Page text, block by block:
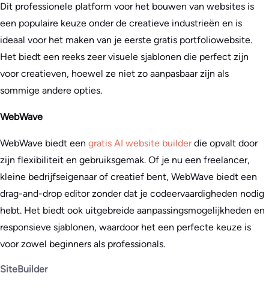
Dit professionele platform voor het bouwen van websites is
een populaire keuze onder de creatieve industrieën en is
ideaal voor het maken van je eerste gratis portfoliowebsite.
Het biedt een reeks zeer visuele sjablonen die perfect zijn
voor creatieven, hoewel ze niet zo aanpasbaar zijn als
sommige andere opties.
WebWave
WebWave biedt een gratis AI website builderdie opvalt door
zijn flexibiliteit en gebruiksgemak. Of je nu een freelancer,
kleine bedrijfseigenaar of creatief bent, WebWave biedt een
drag-and-drop editor zonder dat je codeervaardigheden nodig
hebt. Het biedt ook uitgebreide aanpassingsmogelijkheden en
responsieve sjablonen, waardoor het een perfecte keuze is
voor zowel beginners als professionals.
SiteBuilder